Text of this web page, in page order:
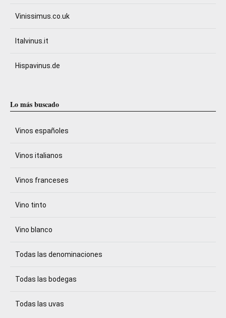
Vinissimus.co.uk
Italvinus.it
Hispavinus.de
Lo más buscado
Vinos españoles
Vinos italianos
Vinos franceses
Vino tinto
Vino blanco
Todas las denominaciones
Todas las bodegas
Todas las uvas